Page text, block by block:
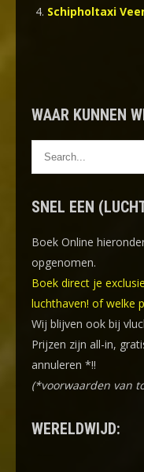
Schipholtaxi
WAAR KUNNEN
SNEL EEN
Boek Online
opgenomen.
Boek direct je
luchthaven! of welke
Wij blijven ook bij
Prijzen zijn all-in,
annuleren *!!
(*voorwaarden van
WERELDWIJD: